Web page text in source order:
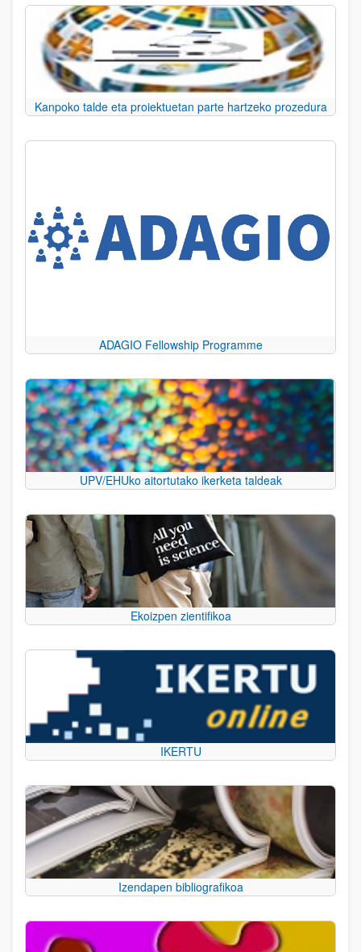
Kanpoko talde eta proiektuetan parte hartzeko prozedura
ADAGIO Fellowship Programme
UPV/EHUko aitortutako ikerketa taldeak
Ekoizpen zientifikoa
IKERTU
Izendapen bibliografikoa